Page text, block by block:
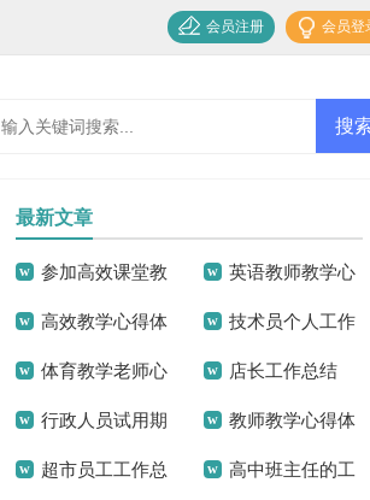
会员登
会员注册
最新文章
参加高效课堂教
学心得体会
英语教师教学心
得体会
高效教学心得体
会
技术员个人工作
总结
体育教学老师心
得体会
店长工作总结
行政人员试用期
工作总结
教师教学心得体
会(15篇)
超市员工工作总 高中班主任的工